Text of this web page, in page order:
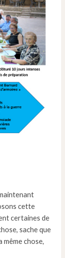
cette
certaines de
sache que
chose,